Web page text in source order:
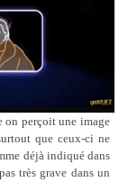
on perçoit une image
que ceux-ci ne
déjà indiqué dans
très grave dans un